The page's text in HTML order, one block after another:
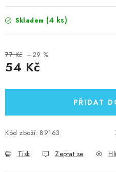
Skladem (4 ks)
77 Kč –29 %
54 Kč
PŘIDAT
Kód zboží: 89163
Tisk Zeptat se